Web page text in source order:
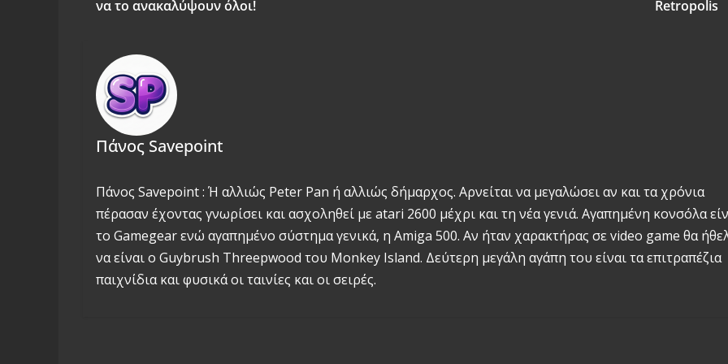
να το ανακαλύψουν όλοι!
Retropolis
Πάνος Savepoint
Πάνος Savepoint : Ή αλλιώς Peter Pan ή αλλιώς δήμαρχος. Αρνείται να μεγαλώσει αν και τα χρόνια
πέρασαν έχοντας γνωρίσει και ασχοληθεί με atari 2600 μέχρι και τη νέα γενιά. Αγαπημένη κονσόλα
το Gamegear ενώ αγαπημένο σύστημα γενικά, η Amiga 500. Αν ήταν χαρακτήρας σε video game θα
να είναι ο Guybrush Threepwood του Monkey Island. Δεύτερη μεγάλη αγάπη του είναι τα επιτραπέζια
παιχνίδια και φυσικά οι ταινίες και οι σειρές.